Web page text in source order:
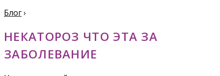
Блог›
НЕКАТОРОЗ ЧТО ЭТА ЗА
ЗАБОЛЕВАНИЕ